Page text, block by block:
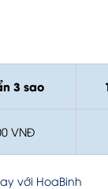
3 sao
VNĐ
với HoaBinh